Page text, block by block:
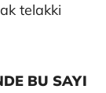
telakki
BU SAYI